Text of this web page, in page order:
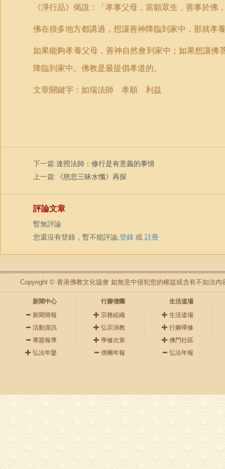
《淨行品》偈說：
「孝事父母，當願眾生，善事於佛
佛在很多地方都講過，想讓善神降臨到家中，那就孝
如果能夠孝養父母，善神自然會到家中；如果想讓
降臨到家中。佛教是最提倡孝道的。
文章關鍵字：如瑞法師 孝順 利益
下一篇:達照法師：修行是有意義的事情
上一篇: 《慈悲三昧水懺》再探
評論文章
暫無評論
您還沒有登錄，暫不能評論,登錄 或 註冊
Copyright © 香港佛教文化協會 如無意中侵犯您的權益或含有不如法內
新聞中心
新聞簡報
活動資訊
專題報導
弘法年鑒
行腳僧團
宗務組織
弘宗演教
學修次第
僧團年報
生活道場
生活道場
行腳禪修
佛門社區
弘法年報